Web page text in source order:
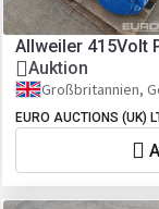
Allweiler 415Volt
Auktion
Großbritannien,
EURO AUCTIONS (UK)